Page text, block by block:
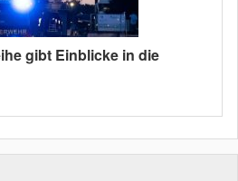
gibt Einblicke in die